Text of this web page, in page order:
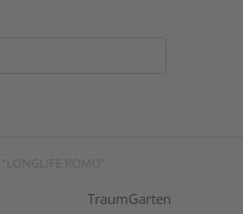
TraumGarten